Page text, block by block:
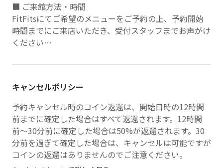
■ ご来館方法・時間
FitFitsにてご希望のメニューをご予約の上、予約開始
時間までにご来店いただき、受付スタッフまでお声がけ
ください
■ 手ぶらでご利用頂けます
・水
・ウェア
・レンタルシューズ
キャンセルポリシー
予約キャンセル時のコイン返還は、開始日時の12時間
前までに確定した場合はすべて返還されます。12時間
前〜30分前に確定した場合は50%が返還されます。30
分前を過ぎて確定した場合は、キャンセルは可能ですが
コインの返還はありませんのでご注意ください。